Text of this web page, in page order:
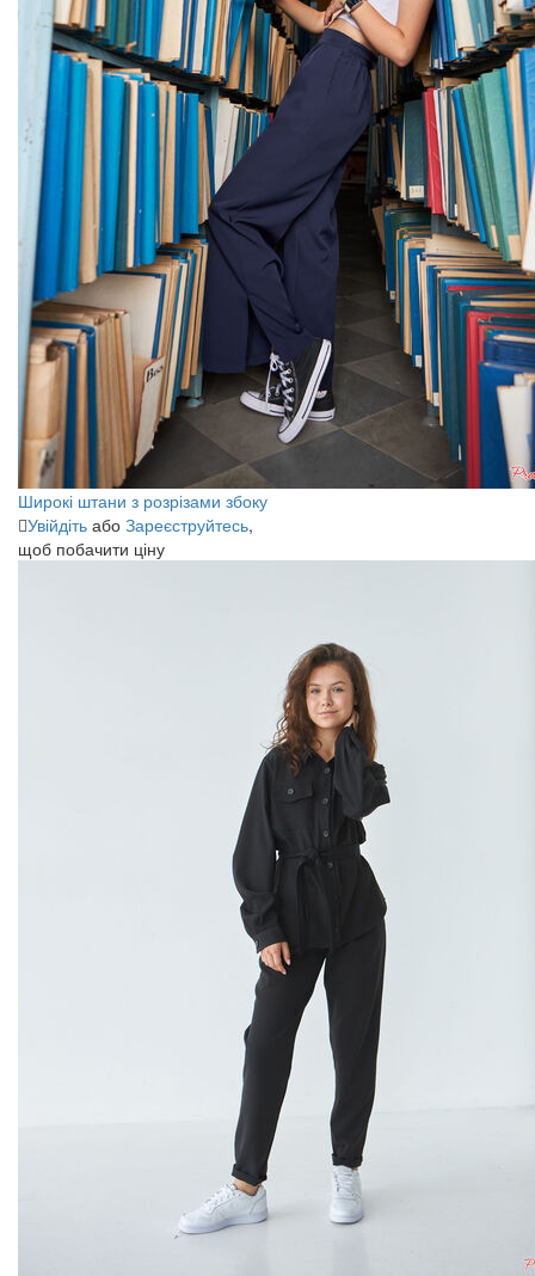
Широкі штани з розрізами збоку
Увійдіть або Зареєструйтесь,
щоб побачити ціну